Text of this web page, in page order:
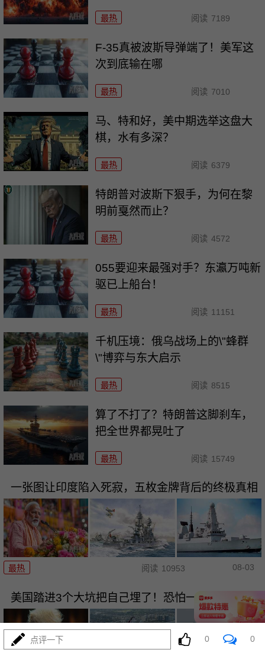
最热 阅读 7189
F-35真被波斯导弹端了！美军这
次到底输在哪
最热 阅读 7010
马、特和好，美中期选举这盘大
棋，水有多深？
最热 阅读 6379
特朗普对波斯下狠手，为何在黎
明前戛然而止？
最热 阅读 4572
055要迎来最强对手？东瀛万吨新
驱已上船台！
最热 阅读 11151
千机压境：俄乌战场上的\"蜂群
\"博弈与东大启示
最热 阅读 8515
算了不打了？特朗普这脚刹车，
把全世界都晃吐了
最热 阅读 15749
一张图让印度陷入死寂，五枚金牌背后的终极真相
最热 阅读 10953 08-03
美国踏进3个大坑把自己埋了！恐怕一个都爬不出
点评一下 0 0